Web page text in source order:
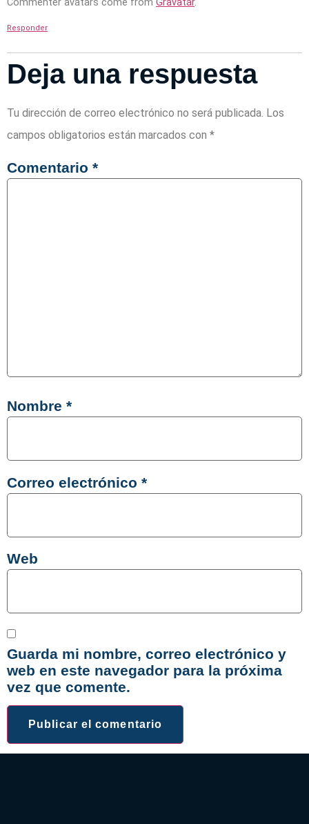
Commenter avatars come from Gravatar.
Responder
Deja una respuesta
Tu dirección de correo electrónico no será publicada. Los
campos obligatorios están marcados con *
Comentario *
Nombre *
Correo electrónico *
Web
Guarda mi nombre, correo electrónico y
web en este navegador para la próxima
vez que comente.